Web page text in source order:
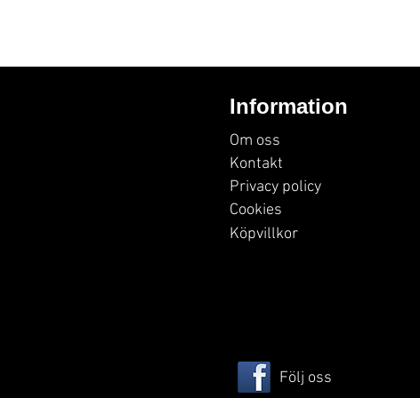
Information
Om oss
Kontakt
Privacy policy
Cookies
Köpvillkor
Följ oss